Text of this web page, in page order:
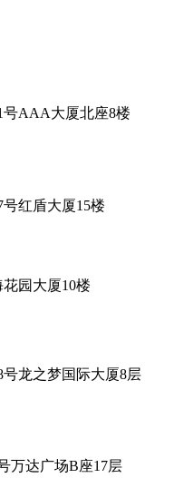
号AAA大厦北座8楼
红盾大厦15楼
园大厦10楼
龙之梦国际大厦8层
万达广场B座17层